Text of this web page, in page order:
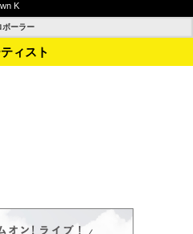
K
ボーラー
ィスト